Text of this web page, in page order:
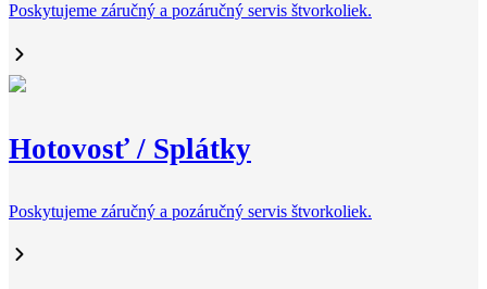
Poskytujeme záručný a pozáručný servis štvorkoliek.
Hotovosť / Splátky
Poskytujeme záručný a pozáručný servis štvorkoliek.